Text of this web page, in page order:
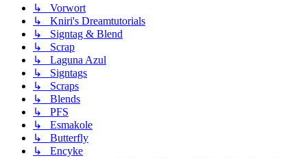
↳ Vorwort
↳ Kniri's Dreamtutorials
↳ Signtag & Blend
↳ Scrap
↳ Laguna Azul
↳ Signtags
↳ Scraps
↳ Blends
↳ PFS
↳ Esmakole
↳ Butterfly
↳ Encyke